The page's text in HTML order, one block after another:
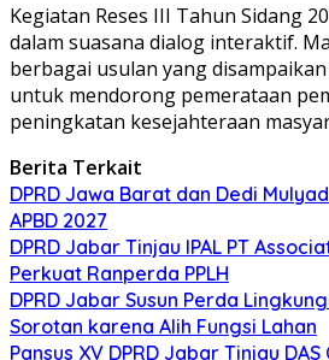
Kegiatan Reses III Tahun Sidang
dalam suasana dialog interaktif.
berbagai usulan yang
untuk mendorong pemerataan
peningkatan kesejahteraan
Berita Terkait
DPRD Jawa Barat dan Dedi
APBD 2027
DPRD Jabar Tinjau IPAL PT
Perkuat Ranperda PPLH
DPRD Jabar Susun Perda
Sorotan karena Alih Fungsi Lahan
Pansus XV DPRD Jabar Tinjau